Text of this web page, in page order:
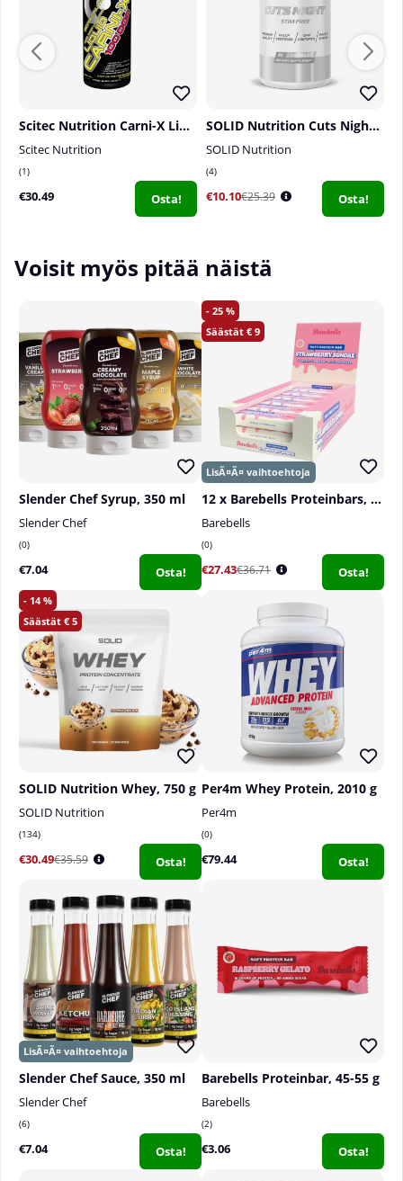
90 kapselia.
Scitec Nutrition Carni-X Liquid 100 000, 500ml
Scitec Nutrition
1
€30.49 Osta!
SOLID Nutrition Cuts Night, 60 caps
SOLID Nutrition
4
€10.10€25.39 Osta!
Voisit myös pitää näistä
Slender Chef Syrup, 350 ml
Slender Chef
0
€7.04 Osta!
25
9
12 x Barebells Proteinbars, 55 g
Barebells
0
€27.43€36.71 Osta!
14
5
SOLID Nutrition Whey, 750 g
SOLID Nutrition
134
€30.49€35.59 Osta!
Per4m Whey Protein, 2010 g
Per4m
0
€79.44 Osta!
Slender Chef Sauce, 350 ml
Slender Chef
6
€7.04 Osta!
Barebells Proteinbar, 45-55 g
Barebells
2
€3.06 Osta!